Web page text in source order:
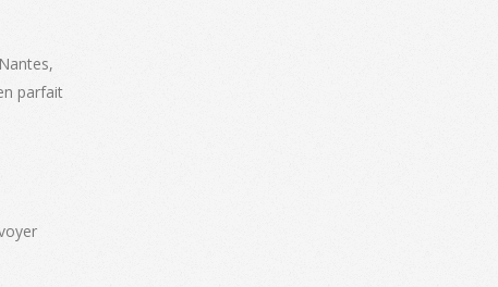
parfait